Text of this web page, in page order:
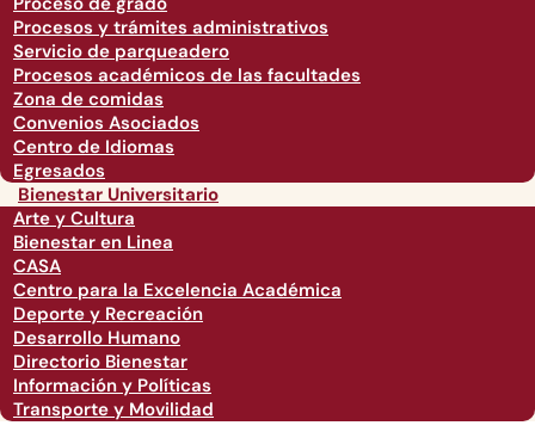
Procesos y trámites administrativos
Servicio de parqueadero
Procesos académicos de las facultades
Zona de comidas
Convenios Asociados
Centro de Idiomas
Egresados
Bienestar Universitario
Arte y Cultura
Bienestar en Linea
CASA
Centro para la Excelencia Académica
Deporte y Recreación
Desarrollo Humano
Directorio Bienestar
Información y Políticas
Transporte y Movilidad